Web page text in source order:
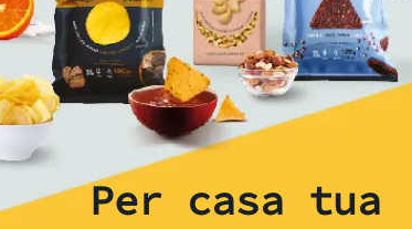
delle nostre migliori
Per casa tua